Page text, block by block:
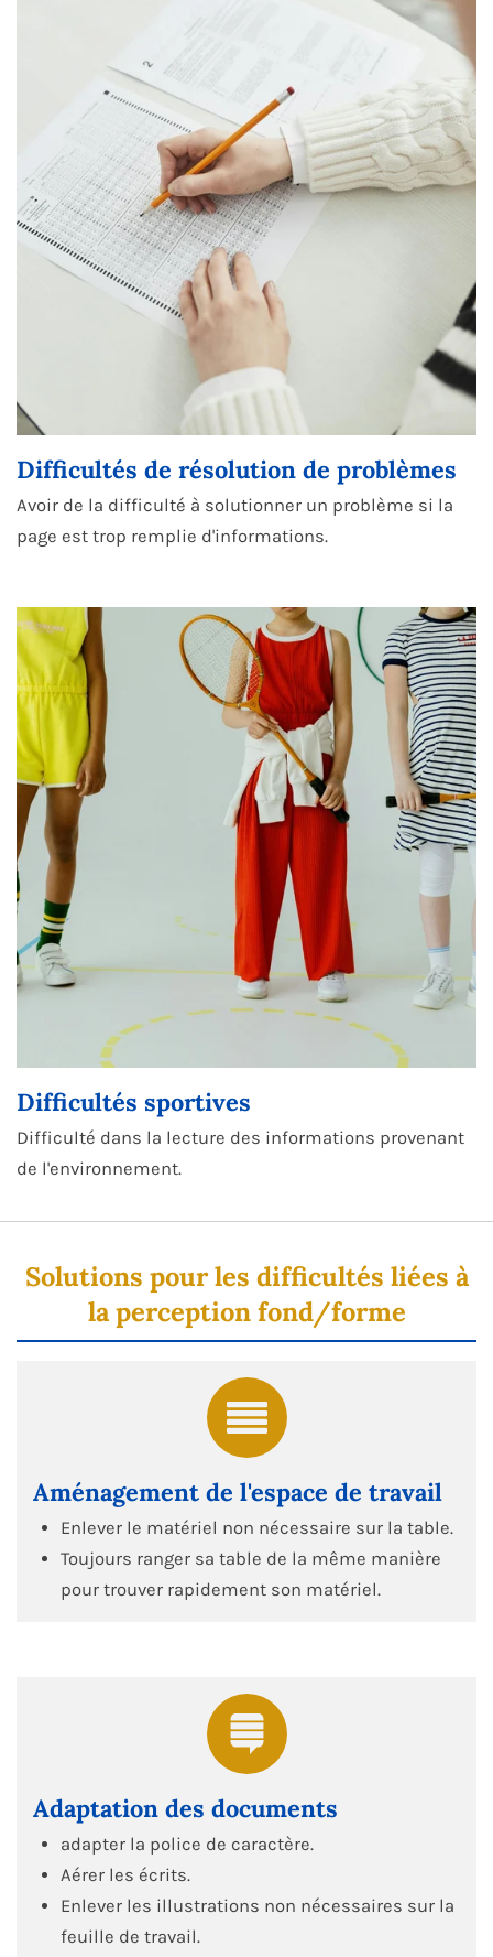
Difficultés de résolution de problèmes
Avoir de la difficulté à solutionner un problème si la
page est trop remplie d'informations.
Difficultés sportives
Difficulté dans la lecture des informations provenant
de l'environnement.
Solutions pour les difficultés liées à
la perception fond/forme
Aménagement de l'espace de travail
Enlever le matériel non nécessaire sur la table.
Toujours ranger sa table de la même manière
pour trouver rapidement son matériel.
Adaptation des documents
adapter la police de caractère.
Aérer les écrits.
Enlever les illustrations non nécessaires sur la
feuille de travail.